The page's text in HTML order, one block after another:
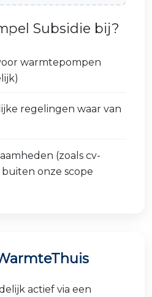
Subsidie bij?
warmtepompen
regelingen waar van
(zoals cv-
onze scope
actief via een